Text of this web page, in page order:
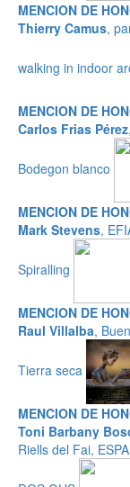
MENCION DE
Thierry Camus,
walking in indoor
MENCION DE
Carlos Frias Pérez
Bodegon blanco
MENCION DE
Mark Stevens,
Spiralling
MENCION DE
Raul Villalba,
Tierra seca
MENCION DE
Toni Barbany
Riells del Fai,